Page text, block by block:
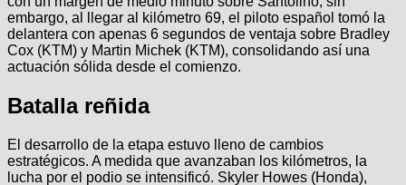
embargo, al llegar al kilómetro 69, el piloto español tomó la
delantera con apenas 6 segundos de ventaja sobre Bradley
Cox (KTM) y Martin Michek (KTM), consolidando así una
actuación sólida desde el comienzo.
Batalla reñida
El desarrollo de la etapa estuvo lleno de cambios
estratégicos. A medida que avanzaban los kilómetros, la
lucha por el podio se intensificó. Skyler Howes (Honda),